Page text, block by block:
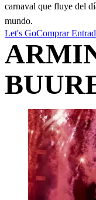
carnaval que fluye del
mundo.
Let's GoComprar